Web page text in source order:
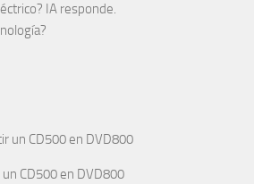
IA responde.
un CD500 en DVD800
CD500 en DVD800